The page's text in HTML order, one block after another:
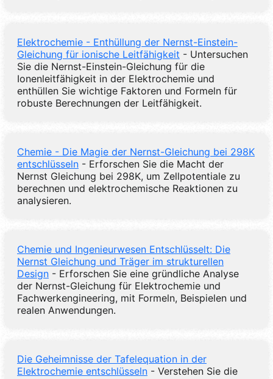
Elektrochemie - Enthüllung der Nernst-Einstein-
Gleichung für ionische Leitfähigkeit - Untersuchen
Sie die Nernst-Einstein-Gleichung für die
Ionenleitfähigkeit in der Elektrochemie und
enthüllen Sie wichtige Faktoren und Formeln für
robuste Berechnungen der Leitfähigkeit.
Chemie - Die Magie der Nernst-Gleichung bei 298K
entschlüsseln - Erforschen Sie die Macht der
Nernst Gleichung bei 298K, um Zellpotentiale zu
berechnen und elektrochemische Reaktionen zu
analysieren.
Chemie und Ingenieurwesen Entschlüsselt: Die
Nernst Gleichung und Träger im strukturellen
Design - Erforschen Sie eine gründliche Analyse
der Nernst-Gleichung für Elektrochemie und
Fachwerkengineering, mit Formeln, Beispielen und
realen Anwendungen.
Die Geheimnisse der Tafelequation in der
Elektrochemie entschlüsseln - Verstehen Sie die